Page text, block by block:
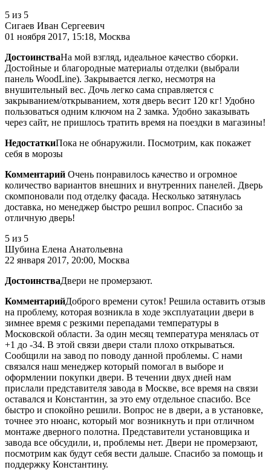
5 из 5
Сигаев Иван Сергеевич
01 ноября 2017, 15:18, Москва
ДостоинстваНа мой взгляд, идеальное качество сборки.
Достойные и благородные материалы отделки (выбрали
панель WoodLine). Закрывается легко, несмотря на
внушительный вес. Дочь легко сама справляется с
закрыванием/открыванием, хотя дверь весит 120 кг! Удобно
пользоваться одним ключом на 2 замка. Удобно заказывать
через сайт, не пришлось тратить время на поездки в магазины!
НедостаткиПока не обнаружили. Посмотрим, как покажет
себя в морозы
Комментарий Очень понравилось качество и огромное
количество вариантов внешних и внутренних панелей. Дверь
скомпоновали под отделку фасада. Несколько затянулась
доставка, но менеджер быстро решил вопрос. Спасибо за
отличную дверь!
5 из 5
Шубина Елена Анатольевна
22 января 2017, 20:00, Москва
ДостоинстваДвери не промерзают.
КомментарийДоброго времени суток! Решила оставить отзыв
на проблему, которая возникла в ходе эксплуатации двери в
зимнее время с резкими перепадами температуры в
Московской области. За один месяц температура менялась от
+1 до -34. В этой связи двери стали плохо открываться.
Сообщили на завод по поводу данной проблемы. С нами
связался наш менеджер который помогал в выборе и
оформлении покупки двери. В течении двух дней нам
прислали представителя завода в Москве, все время на связи
оставался и Константин, за это ему отдельное спасибо. Все
быстро и спокойно решили. Вопрос не в двери, а в установке,
точнее это нюанс, который мог возникнуть и при отличном
монтаже дверного полотна. Представители установщика и
завода все обсудили, и, проблемы нет. Двери не промерзают,
посмотрим как будут себя вести дальше. Спасибо за помощь и
поддержку Константину.